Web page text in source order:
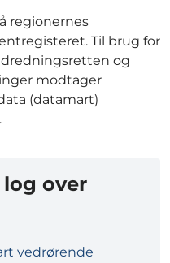
regionernes
Til brug for
og
modtager
(datamart)
over
vedrørende